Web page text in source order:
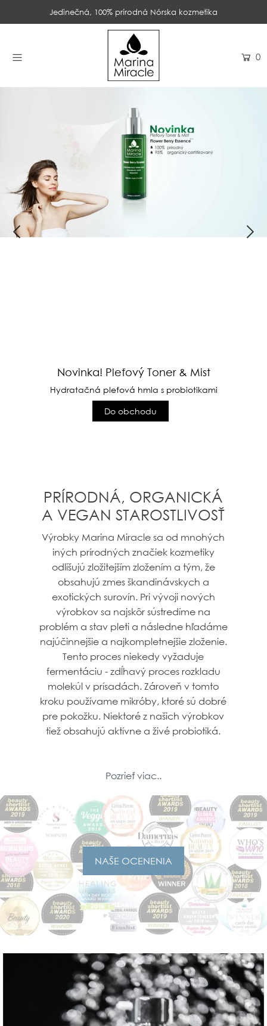
Jedinečná, 100% prírodná Nórska kozmetika
0
Do obchodu
NAKUPOVAŤ
POZRIEŤ PRODUKTY
Novinka! Pleťový Toner & Mist
Hydratačná pleťová hmla s probiotikami
Do obchodu
PRÍRODNÁ, ORGANICKÁ
A VEGAN STAROSTLIVOSŤ
Výrobky Marina Miracle sa od mnohých
iných prírodných značiek kozmetiky
odlišujú zložitejším zložením a tým, že
obsahujú zmes škandinávskych a
exotických surovín. Pri vývoji nových
výrobkov sa najskôr sústredíme na
problém a stav pleti a následne hľadáme
najúčinnejšie a najkompletnejšie zloženie.
Tento proces niekedy vyžaduje
fermentáciu - zdĺhavý proces rozkladu
molekúl v prísadách. Zároveň v tomto
kroku používame mikróby, ktoré sú dobré
pre pokožku. Niektoré z našich výrobkov
tiež obsahujú aktívne a živé probiotiká.
Čo robí naše výrobky
Pri formulácii nových produktov prebieha
vývoj až dovtedy, kým zakladateľka,
Marina a rovnako testovací panel
potvrdia, že je produkt optimálny a „robí“
presne to, na čo je určený. Tento spôsob a
procesy priniesli značke Marina Miracle už
28 medzinárodných ocenení a 12
nominácií. V roku 2019 sme získali
ocenenie „Najlepšia prírodná/ekologická
kozmetická značka“ v súťaži „Beauty
Shortlist Awards“, ktorá je tiež
najznámejším slávnostným udeľovaním
cien na svete, a uviedli o nás:
„Marina Miracle je špeciálne sladká, čistá
Pozrieť viac..
NAŠE OCENENIA
DOMOV
KONTAKT
NOVINKY